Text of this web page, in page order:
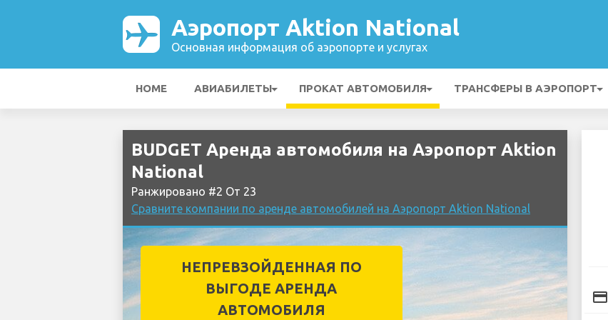
Аэропорт Aktion National
Основная информация об аэропорте и услугах
HOME АВИАБИЛЕТЫ ПРОКАТ АВТОМОБИЛЯ ТРАНСФЕРЫ В АЭРОПОРТ
BUDGET Аренда автомобиля на Аэропорт Aktion
National
Ранжировано #2 От 23
Сравните компании по аренде автомобилей на Аэропорт Aktion National
НЕПРЕВЗОЙДЕННАЯ ПО
ВЫГОДЕ АРЕНДА
АВТОМОБИЛЯ
credit_card